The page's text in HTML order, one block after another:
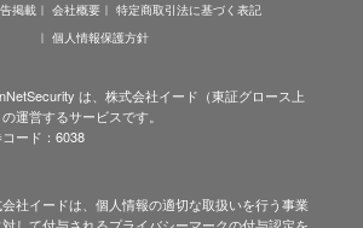
掲載 会社概要
特定商取引法に基づく表記
個人情報保護方針
は、株式会社イード（東証グロース上
運営するサービスです。
ード：6038
社イードは、個人情報の適切な取扱いを行う事業